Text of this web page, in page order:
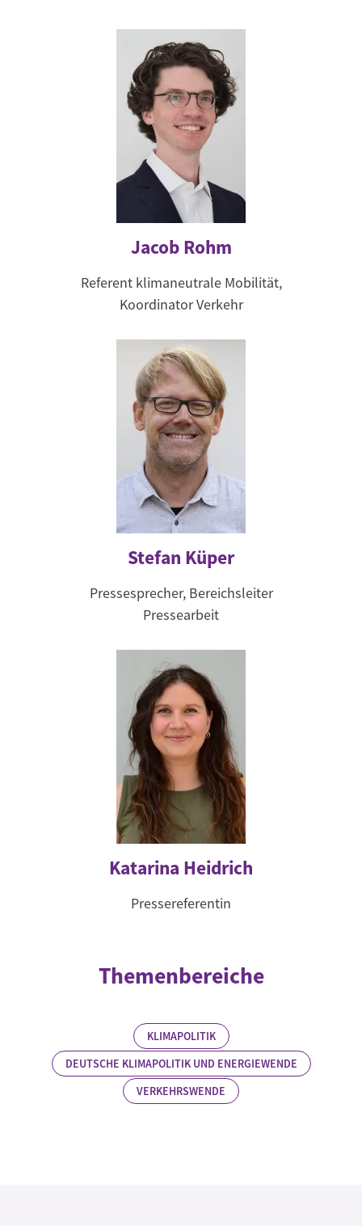
Jacob Rohm
Referent klimaneutrale Mobilität,
Koordinator Verkehr
Stefan Küper
Pressesprecher, Bereichsleiter
Pressearbeit
Katarina Heidrich
Pressereferentin
Themenbereiche
KLIMAPOLITIK
DEUTSCHE KLIMAPOLITIK UND ENERGIEWENDE
VERKEHRSWENDE